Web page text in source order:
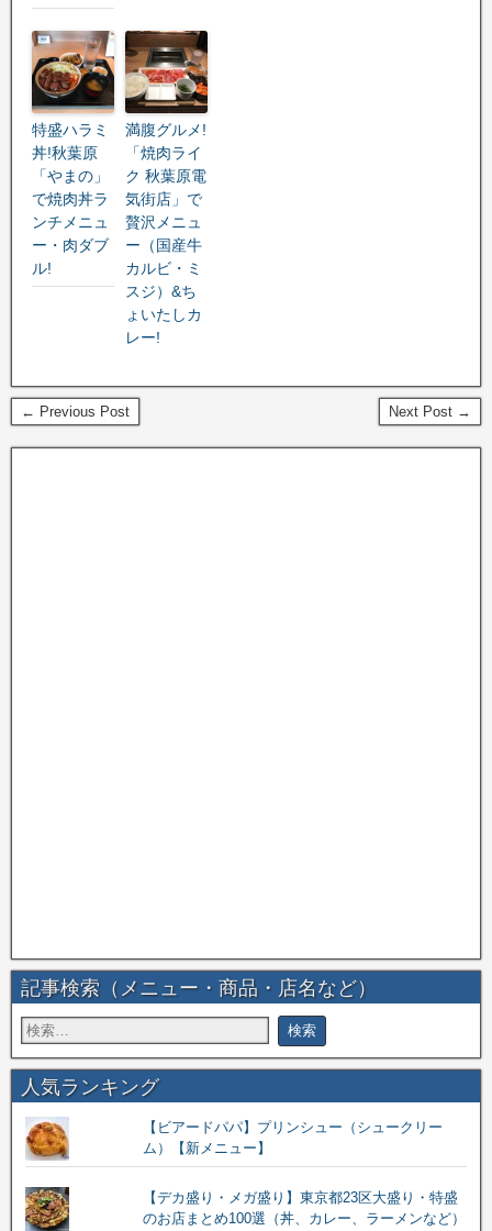
特盛ハラミ
丼!秋葉原
「やまの」
で焼肉丼ラ
ンチメニュ
ー・肉ダブ
ル!
満腹グルメ!
「焼肉ライ
ク 秋葉原電
気街店」で
贅沢メニュ
ー（国産牛
カルビ・ミ
スジ）&ち
ょいたしカ
レー!
← Previous Post Next Post →
記事検索（メニュー・商品・店名など）
人気ランキング
【ビアードパパ】プリンシュー（シュークリー
ム）【新メニュー】
【デカ盛り・メガ盛り】東京都23区大盛り・特盛
のお店まとめ100選（丼、カレー、ラーメンなど）